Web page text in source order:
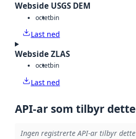
Webside USGS DEM
octetbin
Last ned
Webside ZLAS
octetbin
Last ned
API-ar som tilbyr
Ingen registrerte API-ar tilbyr